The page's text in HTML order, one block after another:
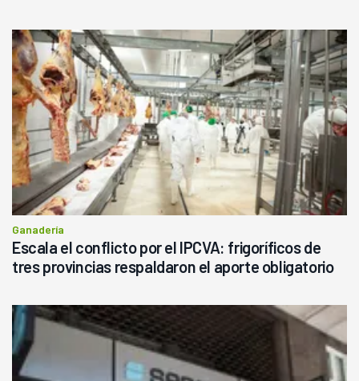
Ganadería
Escala el conflicto por el IPCVA: frigoríficos de
tres provincias respaldaron el aporte obligatorio